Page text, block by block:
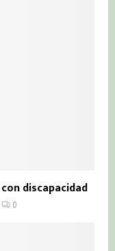
discapacidad
0